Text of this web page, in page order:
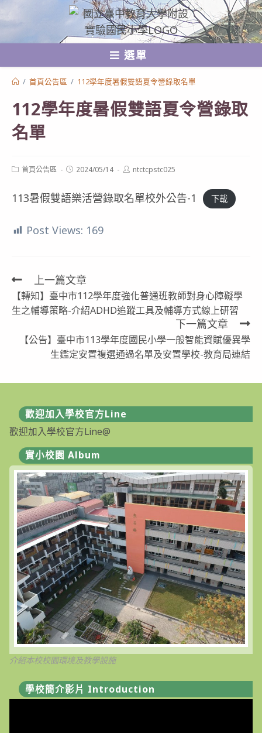
跳
轉
至
選單
/ 首頁公告區 / 112學年度暑假雙語夏令營錄取名單
112學年度暑假雙語夏令營錄取
名單
Post首頁公告區
Post2024/05/14
Postntctcpstc025
113暑假雙語樂活營錄取名單校外公告-1 下載
Post Views: 169
Read
more
上一篇文章
【轉知】臺中市112學年度強化普通班教師對身心障礙學
生之輔導策略-介紹ADHD追蹤工具及輔導方式線上研習
下一篇文章
【公告】臺中市113學年度國民小學一般智能資賦優異學
生鑑定安置複選通過名單及安置學校-教育局連結
歡迎加入學校官方Line
歡迎加入學校官方Line@
實小校園 Album
介紹本校校園環境及教學設施
學校簡介影片 Introduction